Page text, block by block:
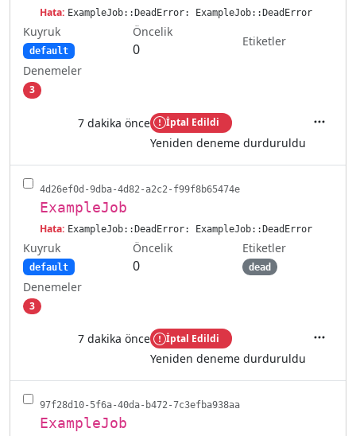
Hata: ExampleJob::DeadError: ExampleJob::DeadError
Kuyruk
default
Öncelik
0
Etiketler
Denemeler
3
7 dakika önce İptal Edildi
Yeniden deneme durduruldu
İşlemler
4d26ef0d-9dba-4d82-a2c2-f99f8b65474e
ExampleJob
Hata: ExampleJob::DeadError: ExampleJob::DeadError
Kuyruk
default
Öncelik
0
Etiketler
dead
Denemeler
3
7 dakika önce İptal Edildi
Yeniden deneme durduruldu
97f28d10-5f6a-40da-b472-7c3efba938aa
ExampleJob